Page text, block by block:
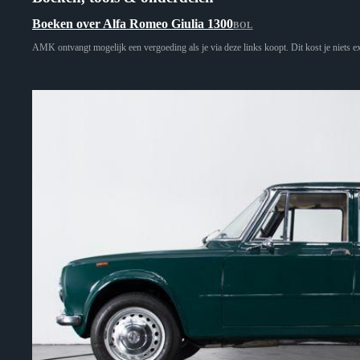
Boeken over Alfa Romeo Giulia 1300BOL
AMK ontvangt mogelijk een vergoeding als je via deze links koopt. Dit kost je niets